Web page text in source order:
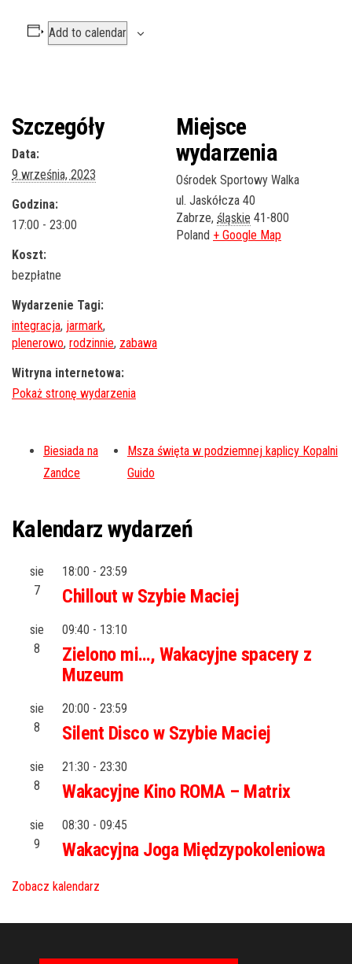
Add to calendar
Szczegóły
Data:
9 września, 2023
Godzina:
17:00 - 23:00
Koszt:
bezpłatne
Wydarzenie Tagi:
integracja, jarmark,
plenerowo, rodzinnie, zabawa
Witryna internetowa:
Miejsce
wydarzenia
Ośrodek Sportowy Walka
ul. Jaskółcza 40
Zabrze, śląskie 41-800
Poland + Google Map
Biesiada na
Zandce
Msza święta w podziemnej kaplicy Kopalni
Guido
Kalendarz wydarzeń
sie
7
18:00 - 23:59
Chillout w Szybie Maciej
sie
8
09:40 - 13:10
Zielono mi…, Wakacyjne spacery z
Muzeum
sie
8
20:00 - 23:59
Silent Disco w Szybie Maciej
sie
8
21:30 - 23:30
Wakacyjne Kino ROMA – Matrix
sie
9
08:30 - 09:45
Wakacyjna Joga Międzypokoleniowa
Zobacz kalendarz